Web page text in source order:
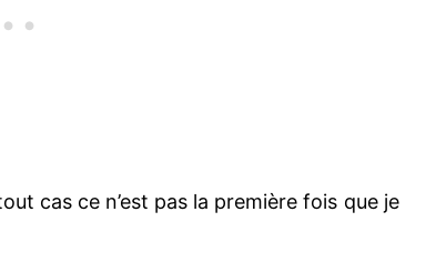
cas ce n’est pas la première fois que je